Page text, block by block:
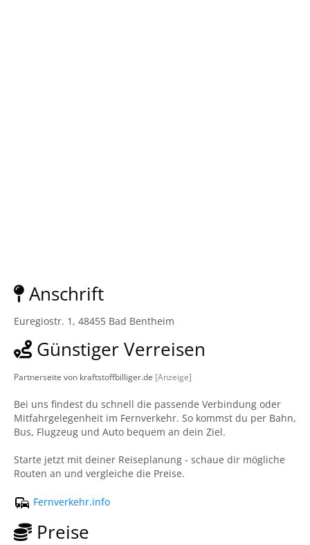
Anschrift
Euregiostr. 1, 48455 Bad Bentheim
Günstiger Verreisen
Partnerseite von kraftstoffbilliger.de [Anzeige]
Bei uns findest du schnell die passende Verbindung oder
Mitfahrgelegenheit im Fernverkehr. So kommst du per Bahn,
Bus, Flugzeug und Auto bequem an dein Ziel.
Starte jetzt mit deiner Reiseplanung - schaue dir mögliche
Routen an und vergleiche die Preise.
Fernverkehr.info
Preise